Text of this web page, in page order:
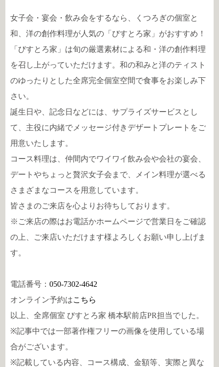
女子会・宴会・飲み会をするなら、くつろぎの個室と
和、洋の創作料理が人気の「びすとろ家」がおすすめ！
「びすとろ家」は旬の厳選素材による和・洋の創作料理
を召し上がっていただけます。和の和みと洋のティスト
のゆったりとした全席完全個室空間で食事をお楽しみ下
さい。
誕生日や、記念日などには、サプライズサービスとし
て、主役に内緒でメッセージ付きデザートプレートをご
用意いたします。
コース料理は、仲間内でワイワイ飲み会や会社の宴会、
デートやちょっと贅沢女子会まで、メイン料理が選べる
さまざまなコースを用意しています。
皆さまのご来店を心よりお待ちしております。
※ご来店の際はお電話かホームページで営業日をご確認
の上、ご来店いただけます様よろしくお願い申し上げま
す。
電話番号：050-7302-4642
オンライン予約はこちら
以上、全席個室 びすとろ家 橋本駅前店PR担当でした。
※記事中では一部著作権フリーの画像を使用している場
合がございます。
※記載している内容、コース構成、金額等、実際と異な